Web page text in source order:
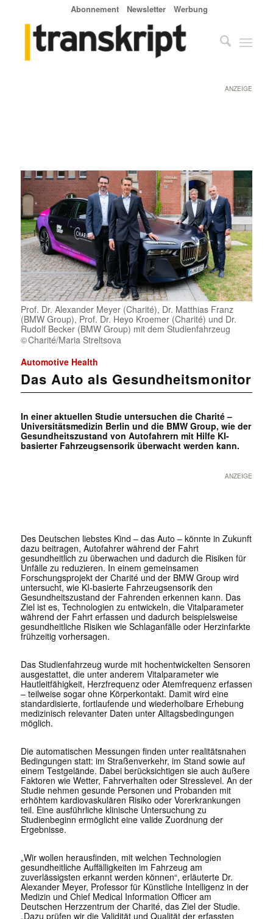
Abonnement Newsletter Werbung
ANZEIGE
Prof. Dr. Alexander Meyer (Charité), Dr. Matthias Franz
(BMW Group), Prof. Dr. Heyo Kroemer (Charité) und Dr.
Rudolf Becker (BMW Group) mit dem Studienfahrzeug
Charité/Maria Streltsova
Automotive Health
Das Auto als Gesundheitsmonitor
In einer aktuellen Studie untersuchen die Charité –
Universitätsmedizin Berlin und die BMW Group, wie der
Gesundheitszustand von Autofahrern mit Hilfe KI-
basierter Fahrzeugsensorik überwacht werden kann.
ANZEIGE
Des Deutschen liebstes Kind – das Auto – könnte in Zukunft
dazu beitragen, Autofahrer während der Fahrt
gesundheitlich zu überwachen und dadurch die Risiken für
Unfälle zu reduzieren. In einem gemeinsamen
Forschungsprojekt der Charité und der BMW Group wird
untersucht, wie KI-basierte Fahrzeugsensorik den
Gesundheitszustand der Fahrenden erkennen kann. Das
Ziel ist es, Technologien zu entwickeln, die Vitalparameter
während der Fahrt erfassen und dadurch beispielsweise
gesundheitliche Risiken wie Schlaganfälle oder Herzinfarkte
frühzeitig vorhersagen.
Das Studienfahrzeug wurde mit hochentwickelten Sensoren
ausgestattet, die unter anderem Vitalparameter wie
Hautleitfähigkeit, Herzfrequenz oder Atemfrequenz erfassen
– teilweise sogar ohne Körperkontakt. Damit wird eine
standardisierte, fortlaufende und wiederholbare Erhebung
medizinisch relevanter Daten unter Alltagsbedingungen
möglich.
Die automatischen Messungen finden unter realitätsnahen
Bedingungen statt: im Straßenverkehr, im Stand sowie auf
einem Testgelände. Dabei berücksichtigen sie auch äußere
Faktoren wie Wetter, Fahrverhalten oder Stresslevel. An der
Studie nehmen gesunde Personen und Probanden mit
erhöhtem kardiovaskulären Risiko oder Vorerkrankungen
teil. Eine ausführliche klinische Untersuchung zu
Studienbeginn ermöglicht eine valide Zuordnung der
Ergebnisse.
„Wir wollen herausfinden, mit welchen Technologien
gesundheitliche Auffälligkeiten im Fahrzeug am
zuverlässigsten erkannt werden können“, erläuterte Dr.
Alexander Meyer, Professor für Künstliche Intelligenz in der
Medizin und Chief Medical Information Officer am
Deutschen Herzzentrum der Charité, das Ziel der Studie.
„Dazu prüfen wir die Validität und Qualität der erfassten